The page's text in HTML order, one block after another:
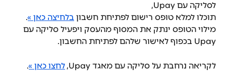
לסליקה עם Upay,
תוכלו למלא טופס רישום לפתיחת חשבון בלחיצה כאן ».
מילוי הטופס ינתק את המסוף מהעסק ויפעיל סליקה עם
Upay בכפוף לאישור שלהם לפתיחת החשבון.
לקריאה נרחבת על סליקה עם מאגד Upay, לחצו כאן ».